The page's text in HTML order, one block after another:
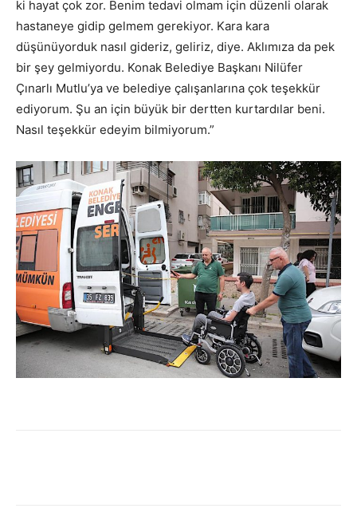
ki hayat çok zor. Benim tedavi olmam için düzenli olarak
hastaneye gidip gelmem gerekiyor. Kara kara
düşünüyorduk nasıl gideriz, geliriz, diye. Aklımıza da pek
bir şey gelmiyordu. Konak Belediye Başkanı Nilüfer
Çınarlı Mutlu’ya ve belediye çalışanlarına çok teşekkür
ediyorum. Şu an için büyük bir dertten kurtardılar beni.
Nasıl teşekkür edeyim bilmiyorum.”